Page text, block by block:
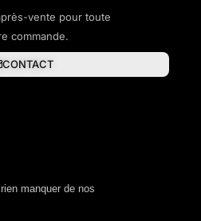
vente pour toute
commande.
CONTACT
manquer de nos